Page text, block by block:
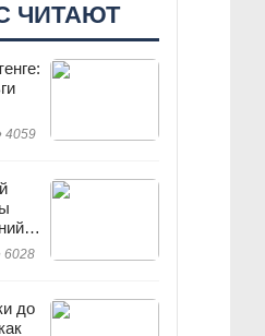
ЧИТАЮТ
4059
6028
до